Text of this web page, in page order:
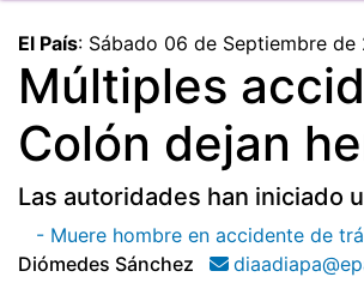
El País: Sábado 06 de Septiembre de
Múltiples
Colón dejan
Las autoridades han iniciado
- Muere hombre en accidente de
Diómedes Sánchez